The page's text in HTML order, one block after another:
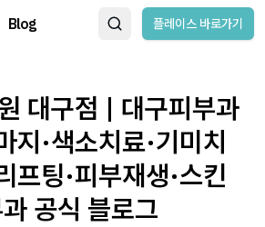
Blog 플레이스 바로가기
대구점 | 대구피부과
지·색소치료·기미치
프팅·피부재생·스킨
공식 블로그